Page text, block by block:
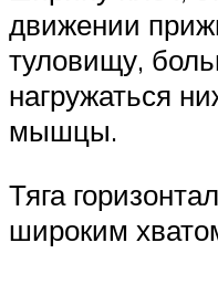
движении
туловищу,
нагружаться
мышцы.
Тяга
широким